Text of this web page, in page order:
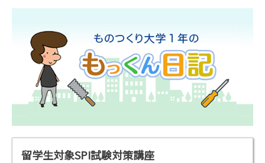
留学生対象SPI試験対策講座